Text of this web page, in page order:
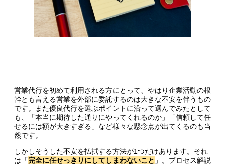
営業代行を初めて利用される方にとって、やはり企業活動の根
幹とも言える営業を外部に委託するのは大きな不安を伴うもの
です。また優良代行を選ぶポイントに沿って選んでみたとして
も、「本当に期待した通りにやってくれるのか」「信頼して任
せるには額が大きすぎる」など様々な懸念点が出てくるのも当
然です。
しかしそうした不安を払拭する方法が1つだけあります。それ
は「完全に任せっきりにしてしまわないこと 」。プロセス解説
成果を出すまでの詳細なプロセスとは？
優良営業代行を選ぶポイント
へ